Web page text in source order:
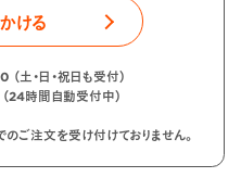
ける
土・日・祝日も受付）
時間自動受付中）
ご注文を受け付けておりません。